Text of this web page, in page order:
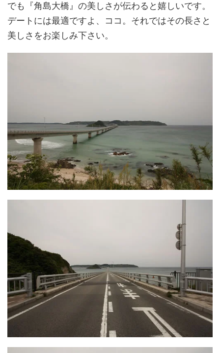
でも『角島大橋』の美しさが伝わると嬉しいです。
デートには最適ですよ、ココ。それではその長さと
美しさをお楽しみ下さい。